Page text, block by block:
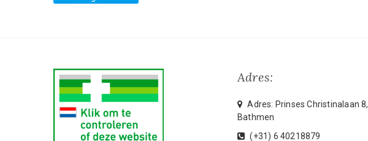
Adres:
Adres: Prinses Christinalaan 8,
Bathmen
(+31) 6 40218879